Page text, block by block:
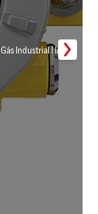
Industrial | Inmar